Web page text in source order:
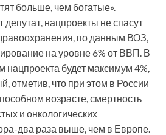
больше, чем богатые».
депутат, нацпроекты не спасут
по данным ВОЗ,
на уровне 6% от ВВП. В
нацпроекта будет максимум 4%,
отметив, что при этом в России
возрасте, смертность
и онкологических
два раза выше, чем в Европе.